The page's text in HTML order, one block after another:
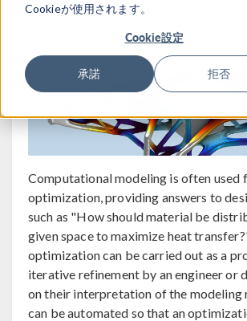
Cookieが使用されます。
Cookie設定
承諾 拒否
BACK TO EVENTS CALENDAR
Computational modeling is often used
optimization, providing answers to
such as "How should material be
given space to maximize heat
optimization can be carried out as a
iterative refinement by an engineer or
on their interpretation of the modeling
can be automated so that an